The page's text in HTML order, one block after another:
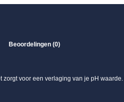
Beoordelingen (0)
zorgt voor een verlaging van je pH